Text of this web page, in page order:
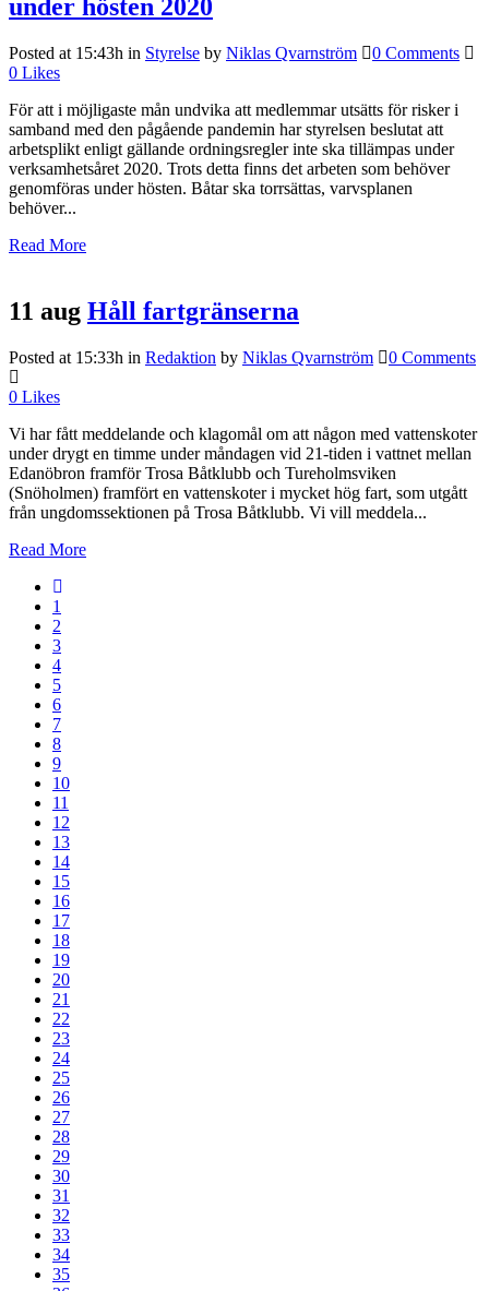
under hösten 2020
Posted at 15:43h in Styrelse by Niklas Qvarnström
0 Comments
0 Likes
För att i möjligaste mån undvika att medlemmar utsätts för risker i
samband med den pågående pandemin har styrelsen beslutat att
arbetsplikt enligt gällande ordningsregler inte ska tillämpas under
verksamhetsåret 2020. Trots detta finns det arbeten som behöver
genomföras under hösten. Båtar ska torrsättas, varvsplanen
behöver...
Read More
11 aug Håll fartgränserna
Posted at 15:33h in Redaktion by Niklas Qvarnström 0 Comments
0 Likes
Vi har fått meddelande och klagomål om att någon med vattenskoter
under drygt en timme under måndagen vid 21-tiden i vattnet mellan
Edanöbron framför Trosa Båtklubb och Tureholmsviken
(Snöholmen) framfört en vattenskoter i mycket hög fart, som utgått
från ungdomssektionen på Trosa Båtklubb. Vi vill meddela...
Read More
1
2
3
4
5
6
7
8
9
10
11
12
13
14
15
16
17
18
19
20
21
22
23
24
25
26
27
28
29
30
31
32
33
34
35